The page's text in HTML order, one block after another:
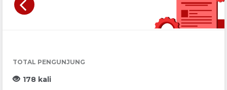
TOTAL PENGUNJUNG
178 kali